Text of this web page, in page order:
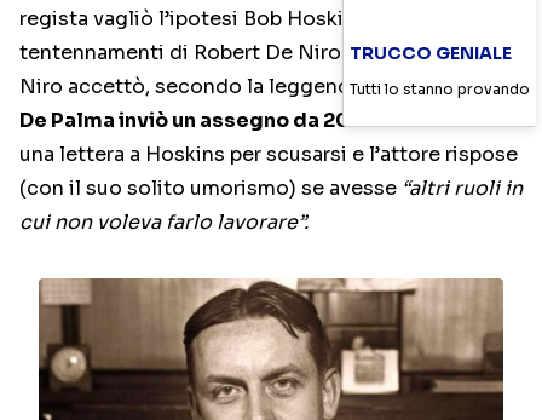
regista vagliò l’ipotesi Bob Hoskins dopo i primi
tentennamenti di Robert De Niro. Quanto poi De
Niro accettò, secondo la leggenda di Hollywood,
De Palma inviò un assegno da 200.000 dollarie
una lettera a Hoskins per scusarsi e l’attore rispose
(con il suo solito umorismo) se avesse “altri ruoli in
cui non voleva farlo lavorare”.
TRUCCO GENIALE
Tutti lo stanno provando